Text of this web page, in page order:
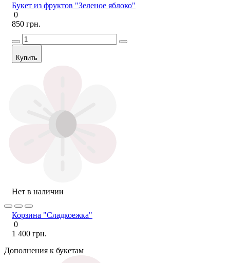
Букет из фруктов "Зеленое яблоко"
0
850 грн.
Купить
Нет в наличии
Корзина "Сладкоежка"
0
1 400 грн.
Дополнения к букетам